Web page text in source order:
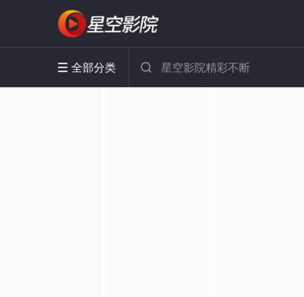
 全部分类 